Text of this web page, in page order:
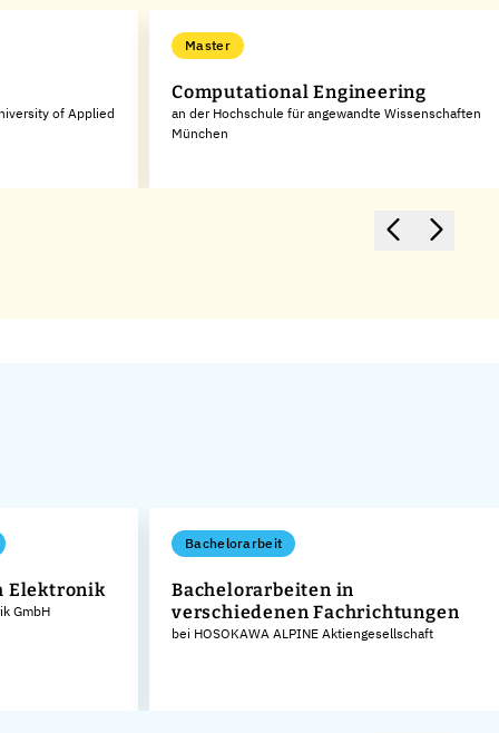
of Applied
Master
Computational Engineering
an der Hochschule für angewandte Wissenschaften
München
Elektronik
GmbH
Bachelorarbeit
Bachelorarbeiten in
verschiedenen Fachrichtungen
bei HOSOKAWA ALPINE Aktiengesellschaft